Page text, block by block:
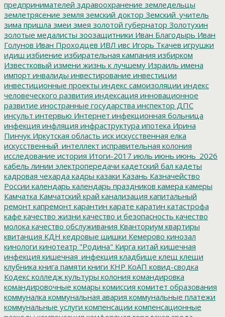
предпринимателей здравоохранение земледельцы
землетрясение земля земский доктор Земский_учитель
зима пришла змеи змея золотой губернатор Золотухин
золотые медалисты зоозащитники Иван Благодырь Иван
Голунов Иван Проходцев ИВЛ ивс Игорь Ткачев игрушки
идиш избиение избирательная кампания избирком
Известковый измени жизнь к лучшему Израиль имена
импорт инвалиды инвестирование инвестиции
инвестиционные проекты индекс самоизоляции индекс
человеческого развития индексация инновационное
развитие иностранные государства инспектор ДПС
инсульт интервью Интернет инфекционная больница
инфекция инфляция инфраструктура ипотека Ирина
Пинчук Иркутская область иск искусственная елка
искусственный_интеллект исправительная колония
исследование история Итоги-2017 июль июнь июнь_2026
кабель линии электропередачи кадетский бал кадеты
кадровая чехарда кадры казаки Казань Казначейство
России календарь календарь праздников камера камеры
Камчатка Камчатский край канализация капитальный
ремонт капремонт карантин карате каратин катастрофа
кафе качество жизни качество и безопасность качество
молока качество обслуживания Кванториум квартиры
квитанция КДН кедровые шишки Кемерово кинозал
кинологи кинотеатр "Родина" Кирга китай кишечная
инфекция кишечная_инфекция кладбище клещ клещи
клубника книга памяти книги КНР КоАП ковид-сводка
Кодекс колледж культуры колония командировка
командировочные комары комиссия комитет образования
коммуналка коммунальная авария коммунальные платежи
коммунальные услуги компенсации компенсационные